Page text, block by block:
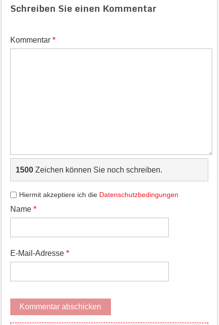
Schreiben Sie einen Kommentar
Kommentar *
1500Zeichen können Sie noch schreiben.
Hiermit akzeptiere ich die Datenschutzbedingungen
Name *
E-Mail-Adresse *